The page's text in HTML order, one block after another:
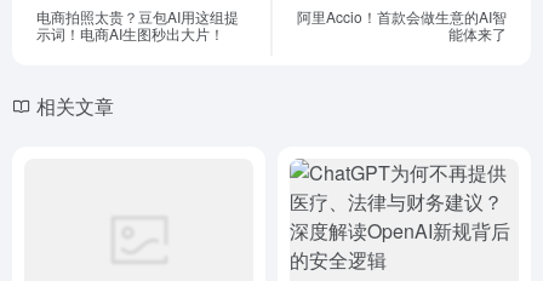
电商拍照太贵？豆包AI用这组提
示词！电商AI生图秒出大片！
阿里Accio！首款会做生意的AI智
能体来了
相关文章